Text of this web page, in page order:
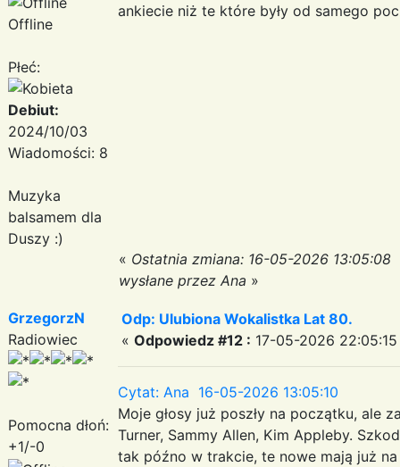
Offline
Płeć:
Debiut:
2024/10/03
Wiadomości: 8
Muzyka
balsamem dla
Duszy :)
ankiecie niż te które były od samego
« Ostatnia zmiana: 16-05-2026 13:05:08
wysłane przez Ana »
GrzegorzN
Radiowiec
Pomocna dłoń:
+1/-0
Odp: Ulubiona Wokalistka Lat 80.
« Odpowiedz #12 : 17-05-2026
Cytat: Ana 16-05-2026 13:05:10
Moje głosy już poszły na początku, ale
Turner, Sammy Allen, Kim Appleby.
tak późno w trakcie, te nowe mają już